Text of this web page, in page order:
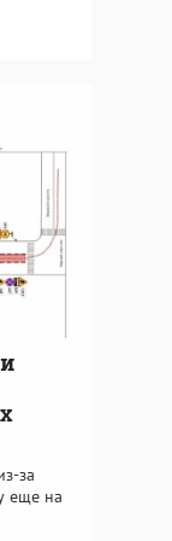
за
еще на